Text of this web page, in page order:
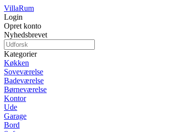
VillaRum
Login
Opret konto
Nyhedsbrevet
Kategorier
Køkken
Soveværelse
Badeværelse
Børneværelse
Kontor
Ude
Garage
Bord